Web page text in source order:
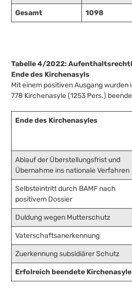
Gesamt 1098
Tabelle 4/2022:
Ende des Kirchenasyls
Mit einem positiven Ausgang
778 Kirchenasyle (1253 Pers.)
Ende des Kirchenasyles
Ablauf der Überstellungsfrist und
Übernahme ins nationale Verfahren
Selbsteintritt durch BAMF nach
positivem Dossier
Duldung wegen Mutterschutz
Vaterschaftsanerkennung
Zuerkennung subsidiärer Schutz
Erfolreich beendete Kirchenasyle